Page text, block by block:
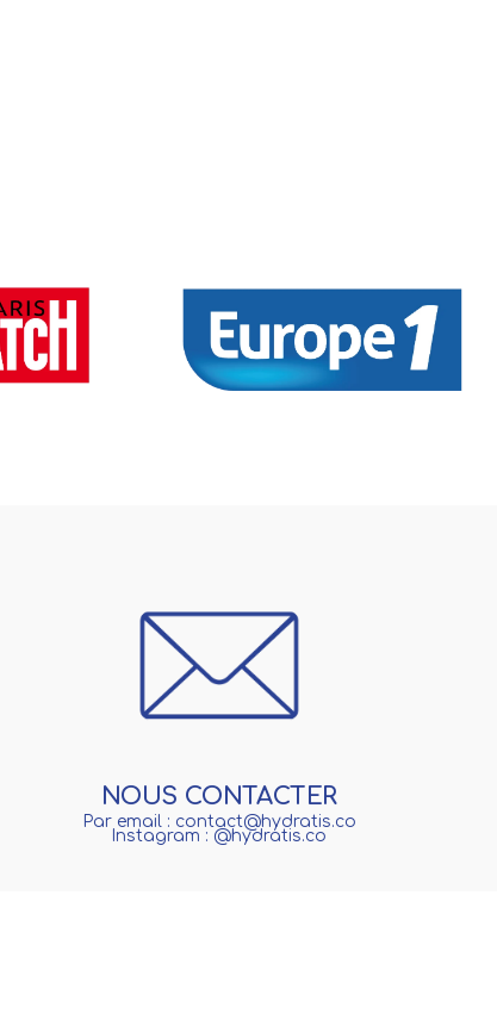
NOUS CONTACTER
Par email : contact@hydratis.co
Instagram : @hydratis.co